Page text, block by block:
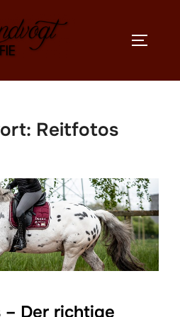
Reitfotos
Der richtige